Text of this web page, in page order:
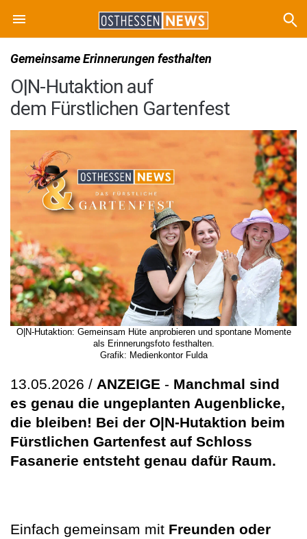
Gemeinsame Erinnerungen festhalten
O|N-Hutaktion auf
dem Fürstlichen Gartenfest
O|N-Hutaktion: Gemeinsam Hüte anprobieren und spontane Momente
als Erinnerungsfoto festhalten.
Grafik: Medienkontor Fulda
13.05.2026 / ANZEIGE - Manchmal sind
es genau die ungeplanten Augenblicke,
die bleiben! Bei der O|N-Hutaktion beim
Fürstlichen Gartenfest auf Schloss
Fasanerie entsteht genau dafür Raum.
Einfach gemeinsam mit Freunden oder